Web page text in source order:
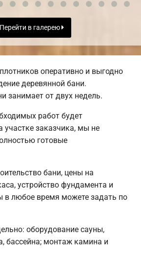
Перейти в галерею
оперативно и выгодно
деревянной бани.
занимает от двух недель.
работ будет
участке заказчика, мы не
готовые
бани, цены на
устройство фундамента и
в любое время можете задать по
оборудование сауны,
бассейна; монтаж камина и